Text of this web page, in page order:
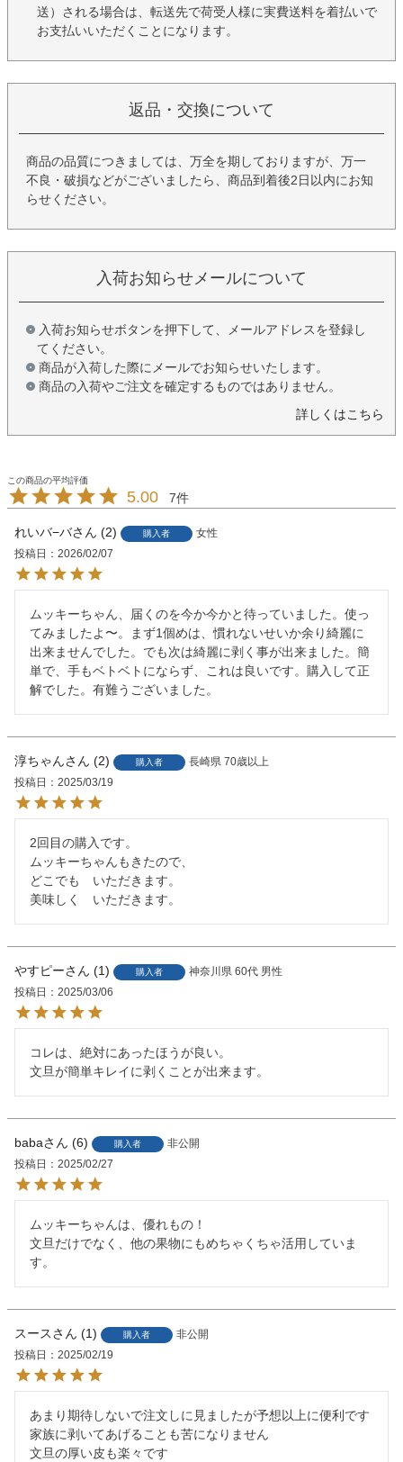
送）される場合は、転送先で荷受人様に実費送料を着払いで
お支払いいただくことになります。
返品・交換について
商品の品質につきましては、万全を期しておりますが、万一
不良・破損などがございましたら、商品到着後2日以内にお知
らせください。
入荷お知らせメールについて
入荷お知らせボタンを押下して、メールアドレスを登録し
てください。
商品が入荷した際にメールでお知らせいたします。
商品の入荷やご注文を確定するものではありません。
詳しくはこちら
5.00 7
れいバ−バ 2 購入者
女性
投稿日
2026/02/07
ムッキーちゃん、届くのを今か今かと待っていました。使っ
てみましたよ〜。まず1個めは、慣れないせいか余り綺麗に
出来ませんでした。でも次は綺麗に剥く事が出来ました。簡
単で、手もベトベトにならず、これは良いです。購入して正
解でした。有難うございました。
淳ちゃん 2 購入者 長崎県 70歳以上
投稿日
2025/03/19
2回目の購入です。
ムッキーちゃんもきたので、
どこでも　いただきます。
美味しく　いただきます。
やすピー 1 購入者 神奈川県 60代 男性
投稿日
2025/03/06
コレは、絶対にあったほうが良い。
文旦が簡単キレイに剥くことが出来ます。
baba 6 購入者
非公開
投稿日
2025/02/27
ムッキーちゃんは、優れもの！
文旦だけでなく、他の果物にもめちゃくちゃ活用していま
す。
スース 1 購入者
非公開
投稿日
2025/02/19
あまり期待しないで注文しに見ましたが予想以上に便利です
家族に剥いてあげることも苦になりません
文旦の厚い皮も楽々です